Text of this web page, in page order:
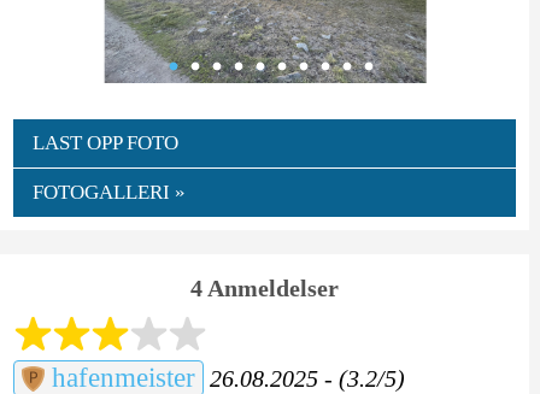
LAST OPP FOTO
FOTOGALLERI »
4 Anmeldelser
hafenmeister 26.08.2025 - (3.2/5)